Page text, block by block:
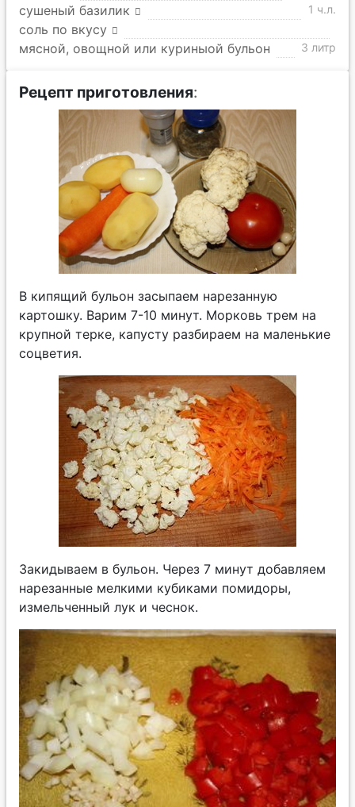
сушеный базилик 1 ч.л.
соль по вкусу
мясной, овощной или куриныой бульон
3 литр
Рецепт приготовления:
В кипящий бульон засыпаем нарезанную
картошку. Варим 7-10 минут. Морковь трем на
крупной терке, капусту разбираем на маленькие
соцветия.
Закидываем в бульон. Через 7 минут добавляем
нарезанные мелкими кубиками помидоры,
измельченный лук и чеснок.